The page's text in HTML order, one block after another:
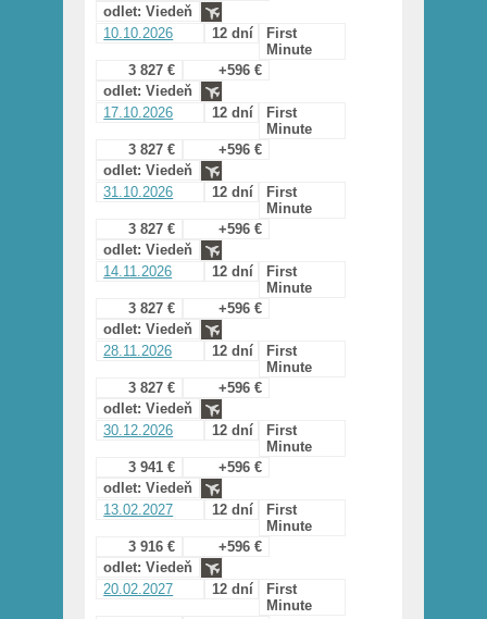
odlet: Viedeň
10.10.2026
12 dní
First
Minute
3 827 €
+596 €
odlet: Viedeň
17.10.2026
12 dní
First
Minute
3 827 €
+596 €
odlet: Viedeň
31.10.2026
12 dní
First
Minute
3 827 €
+596 €
odlet: Viedeň
14.11.2026
12 dní
First
Minute
3 827 €
+596 €
odlet: Viedeň
28.11.2026
12 dní
First
Minute
3 827 €
+596 €
odlet: Viedeň
30.12.2026
12 dní
First
Minute
3 941 €
+596 €
odlet: Viedeň
13.02.2027
12 dní
First
Minute
3 916 €
+596 €
odlet: Viedeň
20.02.2027
12 dní
First
Minute